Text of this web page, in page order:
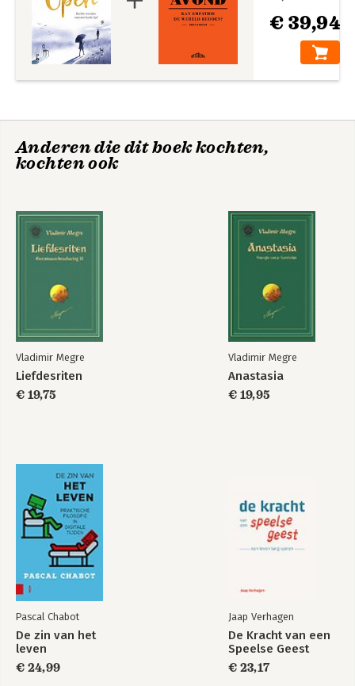
Zij denkt dus zij
bestaat
€ 39,94
Anderen die dit boek kochten,
kochten ook
Vladimir Megre
Liefdesriten
€ 19,75
Vladimir Megre
Anastasia
€ 19,95
Pascal Chabot
De zin van het
leven
€ 24,99
Jaap Verhagen
De Kracht van een
Speelse Geest
€ 23,17